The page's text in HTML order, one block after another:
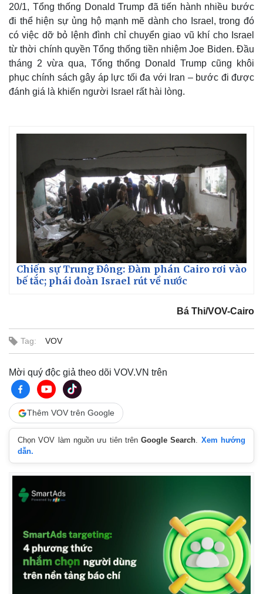
Thế giới
Hồ sơ
Multimedia
E-Magazine
Infographic
20/1, Tổng thống Donald Trump đã tiến hành nhiều bước
đi thể hiện sự ủng hộ mạnh mẽ dành cho Israel, trong đó
có việc dỡ bỏ lệnh đình chỉ chuyển giao vũ khí cho Israel
từ thời chính quyền Tổng thống tiền nhiệm Joe Biden. Đầu
tháng 2 vừa qua, Tổng thống Donald Trump cũng khôi
phục chính sách gây áp lực tối đa với Iran – bước đi được
đánh giá là khiến người Israel rất hài lòng.
Chiến sự Trung Đông: Đàm phán Cairo rơi vào
bế tắc; phái đoàn Israel rút về nước
Bá Thi/VOV-Cairo
Tag: VOV
Mời quý độc giả theo dõi VOV.VN trên
Thêm VOV trên Google
Chọn VOV làm nguồn ưu tiên trênGoogle Search. Xem hướng
dẫn.